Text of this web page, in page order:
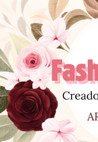
al
contenido